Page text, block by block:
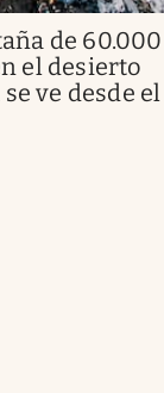
de 60.000
el desierto
ve desde el